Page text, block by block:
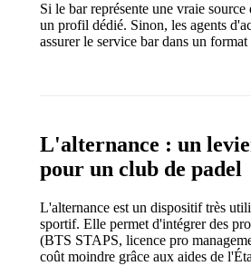
Si le bar représente une vraie
un profil dédié. Sinon, les agents
assurer le service bar dans un
L'alternance : un
pour un club de padel
L'alternance est un dispositif très
sportif. Elle permet d'intégrer des
(BTS STAPS, licence pro
coût moindre grâce aux aides de